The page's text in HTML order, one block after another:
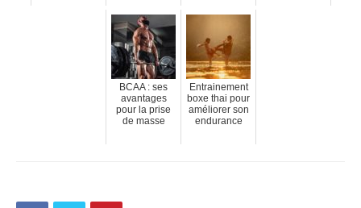
BCAA : ses
avantages
pour la prise
de masse
Entrainement
boxe thai pour
améliorer son
endurance